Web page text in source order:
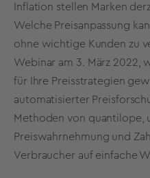
Inflation stellen Marken
Welche Preisanpassung
ohne wichtige Kunden zu
Webinar am 3. März 2022,
für Ihre Preisstrategien
automatisierter
Methoden von quantilope,
Preiswahrnehmung und
Verbraucher auf einfache